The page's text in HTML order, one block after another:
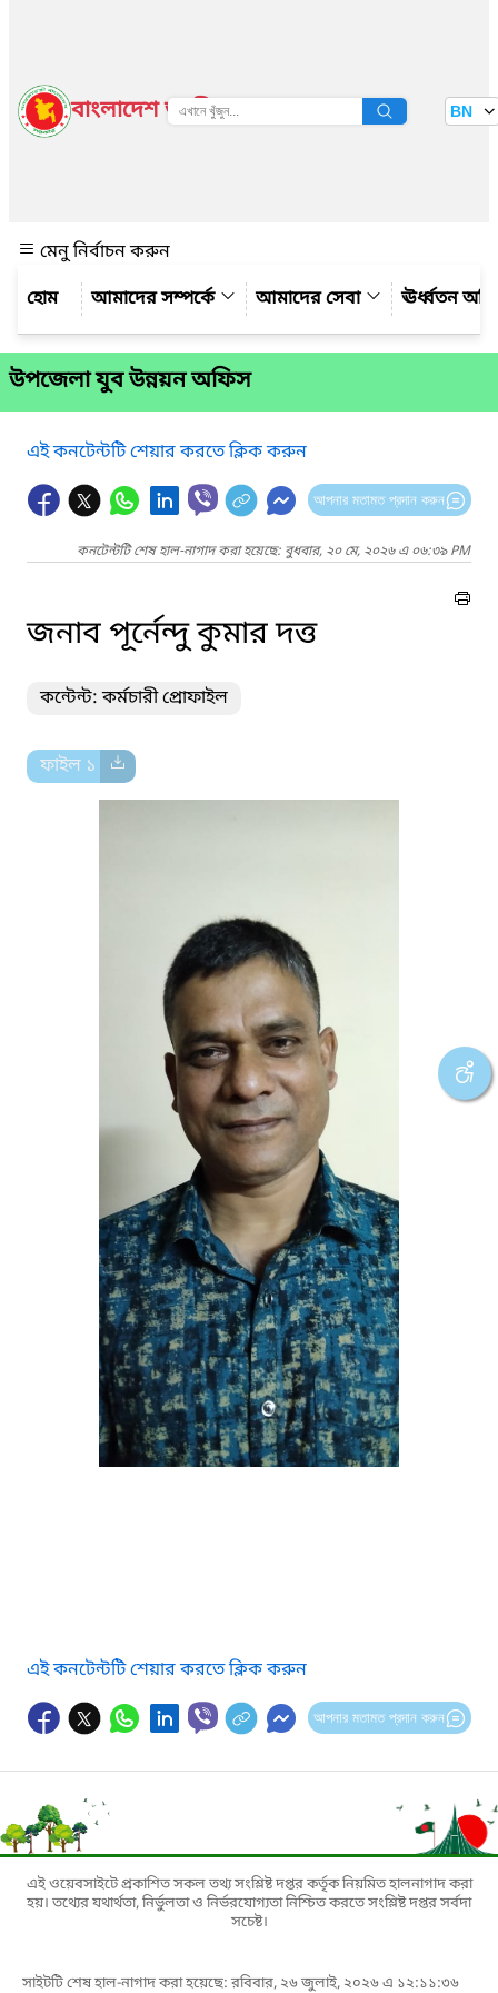
বাংলাদেশ জাতীয় তথ্য বাতায়ন BN
মেনু নির্বাচন করুন
আমাদের সম্পর্কে
আমাদের সেবা ঊর্ধ্বতন
উপজেলা যুব উন্নয়ন অফিস
এই কনটেন্টটি শেয়ার করতে ক্লিক করুন
আপনার মতামত প্রদান করুন
কনটেন্টটি শেষ হাল-নাগাদ করা হয়েছে: বুধবার, ২০ মে, ২০২৬ এ ০৬:৩৯ PM
জনাব পূর্নেন্দু কুমার দত্ত
কন্টেন্ট: কর্মচারী প্রোফাইল
ফাইল ১
এই কনটেন্টটি শেয়ার করতে ক্লিক করুন
আপনার মতামত প্রদান করুন
এই ওয়েবসাইটে প্রকাশিত সকল তথ্য সংশ্লিষ্ট দপ্তর কর্তৃক নিয়মিত হালনাগাদ করা
হয়। তথ্যের যথার্থতা, নির্ভুলতা ও নির্ভরযোগ্যতা নিশ্চিত করতে সংশ্লিষ্ট দপ্তর সর্বদা
সচেষ্ট।
সাইটটি শেষ হাল-নাগাদ করা হয়েছে: রবিবার, ২৬ জুলাই, ২০২৬ এ ১২:১১:৩৬